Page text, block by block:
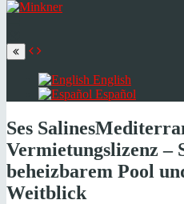
language
English
Español
Ses Salines
Vermietungslizenz –
beheizbarem Pool
Weitblick